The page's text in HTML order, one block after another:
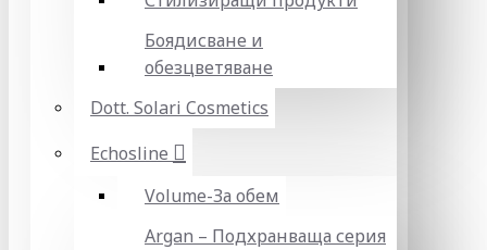
Боядисване и
обезцветяване
Dott. Solari Cosmetics
Echosline
Volume-За обем
Argan – Подхранваща серия